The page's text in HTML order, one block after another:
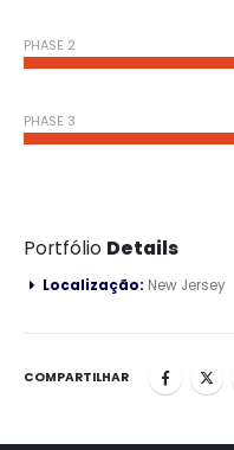
PHASE 2
PHASE 3
Portfólio Details
Localização: New Jersey
COMPARTILHAR